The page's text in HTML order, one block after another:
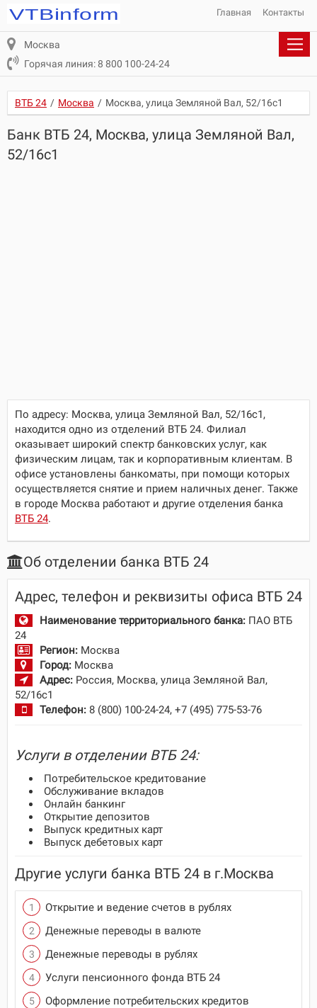
Главная Контакты
Москва
Горячая линия: 8 800 100-24-24
ВТБ 24 / Москва / Москва, улица Земляной Вал, 52/16с1
Банк ВТБ 24, Москва, улица Земляной Вал,
52/16с1
По адресу: Москва, улица Земляной Вал, 52/16с1,
находится одно из отделений ВТБ 24. Филиал
оказывает широкий спектр банковских услуг, как
физическим лицам, так и корпоративным клиентам. В
офисе установлены банкоматы, при помощи которых
осуществляется снятие и прием наличных денег. Также
в городе Москва работают и другие отделения банка
ВТБ 24.
Об отделении банка ВТБ 24
Адрес, телефон и реквизиты офиса ВТБ 24
Наименование территориального банка: ПАО ВТБ
24
Регион: Москва
Город: Москва
Адрес: Россия, Москва, улица Земляной Вал,
52/16с1
Телефон: 8 (800) 100-24-24, +7 (495) 775-53-76
Услуги в отделении ВТБ 24:
Потребительское кредитование
Обслуживание вкладов
Онлайн банкинг
Открытие депозитов
Выпуск кредитных карт
Выпуск дебетовых карт
Другие услуги банка ВТБ 24 в г.Москва
Открытие и ведение счетов в рублях
Денежные переводы в валюте
Денежные переводы в рублях
Услуги пенсионного фонда ВТБ 24
Оформление потребительских кредитов